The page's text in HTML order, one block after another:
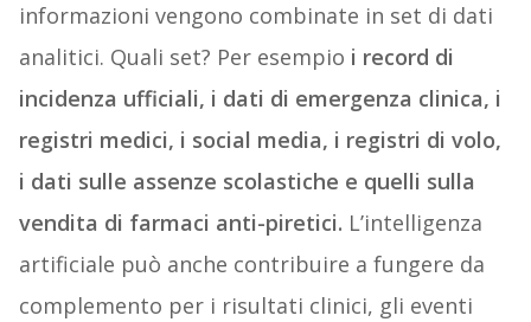
informazioni vengono combinate in set di dati
analitici. Quali set? Per esempio i record di
incidenza ufficiali, i dati di emergenza clinica, i
registri medici, i social media, i registri di volo,
i dati sulle assenze scolastiche e quelli sulla
vendita di farmaci anti-piretici. L’intelligenza
artificiale può anche contribuire a fungere da
complemento per i risultati clinici, gli eventi